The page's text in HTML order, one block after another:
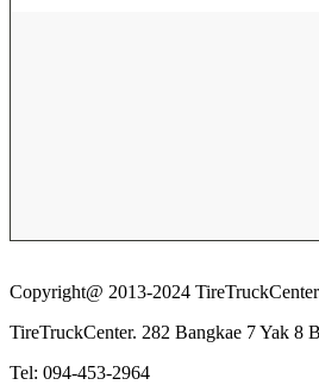
Copyright@ 2013-2024
TireTruckCenter. 282 Bangkae 7 Yak 8
Tel: 094-453-2964